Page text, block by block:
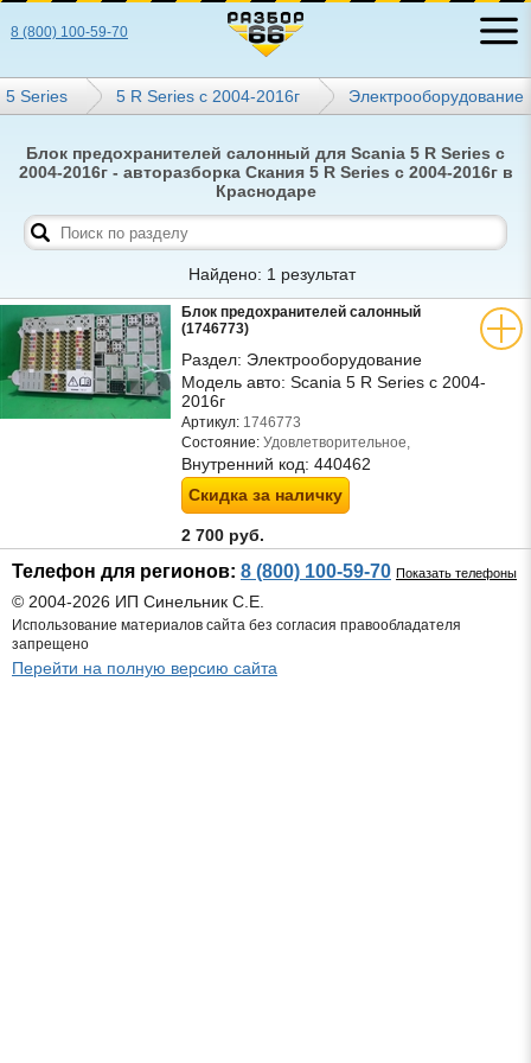
8 (800) 100-59-70
5 Series 5 R Series с 2004-2016г Электрооборудование
Блок предохранителей салонный для Scania 5 R Series с
2004-2016г - авторазборка Скания 5 R Series с 2004-2016г в
Краснодаре
Найдено: 1 результат
Блок предохранителей салонный
(1746773)
Раздел: Электрооборудование
Модель авто: Scania 5 R Series с 2004-
2016г
Артикул: 1746773
Состояние: Удовлетворительное,
Внутренний код: 440462
Скидка за наличку
2 700 руб.
Телефон для регионов: 8 (800) 100-59-70 Показать телефоны
© 2004-2026 ИП Синельник С.Е.
Использование материалов сайта без согласия правообладателя
запрещено
Перейти на полную версию сайта